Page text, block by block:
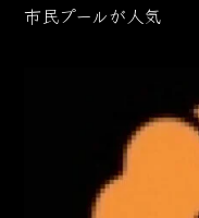
市民プールが人気